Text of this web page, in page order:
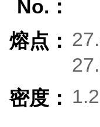
No.：
熔点：
密度：